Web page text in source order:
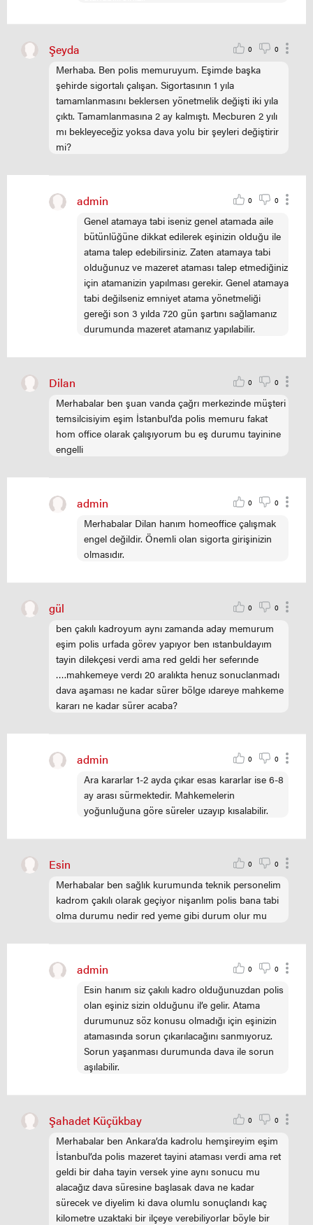
Şeyda 0 0
Merhaba. Ben polis memuruyum. Eşimde başka
şehirde sigortalı çalışan. Sigortasının 1 yıla
tamamlanmasını beklersen yönetmelik değişti iki yıla
çıktı. Tamamlanmasına 2 ay kalmıştı. Mecburen 2 yılı
mı bekleyeceğiz yoksa dava yolu bir şeyleri değiştirir
mi?
admin 0 0
Genel atamaya tabi iseniz genel atamada aile
bütünlüğüne dikkat edilerek eşinizin olduğu ile
atama talep edebilirsiniz. Zaten atamaya tabi
olduğunuz ve mazeret ataması talep etmediğiniz
için atamanizin yapılması gerekir. Genel atamaya
tabi değilseniz emniyet atama yönetmeliği
gereği son 3 yılda 720 gün şartını sağlamanız
durumunda mazeret atamanız yapılabilir.
Dilan 0 0
Merhabalar ben şuan vanda çağrı merkezinde müşteri
temsilcisiyim eşim İstanbul’da polis memuru fakat
hom office olarak çalışıyorum bu eş durumu tayinine
engelli
admin 0 0
Merhabalar Dilan hanım homeoffice çalışmak
engel değildir. Önemli olan sigorta girişinizin
olmasıdır.
gül 0 0
ben çakılı kadroyum aynı zamanda aday memurum
eşim polis urfada görev yapıyor ben ıstanbuldayım
tayin dilekçesi verdi ama red geldi her seferınde
….mahkemeye verdı 20 aralıkta henuz sonuclanmadı
dava aşaması ne kadar sürer bölge ıdareye mahkeme
kararı ne kadar sürer acaba?
admin 0 0
Ara kararlar 1-2 ayda çıkar esas kararlar ise 6-8
ay arası sürmektedir. Mahkemelerin
yoğunluğuna göre süreler uzayıp kısalabilir.
Esin 0 0
Merhabalar ben sağlık kurumunda teknik personelim
kadrom çakılı olarak geçiyor nişanlım polis bana tabi
olma durumu nedir red yeme gibi durum olur mu
admin 0 0
Esin hanım siz çakılı kadro olduğunuzdan polis
olan eşiniz sizin olduğunu il’e gelir. Atama
durumunuz söz konusu olmadığı için eşinizin
atamasında sorun çıkarılacağını sanmıyoruz.
Sorun yaşanması durumunda dava ile sorun
aşılabilir.
Şahadet Küçükbay 0 0
Merhabalar ben Ankara’da kadrolu hemşireyim eşim
İstanbul’da polis mazeret tayini ataması verdi ama ret
geldi bir daha tayin versek yine aynı sonucu mu
alacağız dava süresine başlasak dava ne kadar
sürecek ve diyelim ki dava olumlu sonuçlandı kaç
kilometre uzaktaki bir ilçeye verebiliyorlar böyle bir